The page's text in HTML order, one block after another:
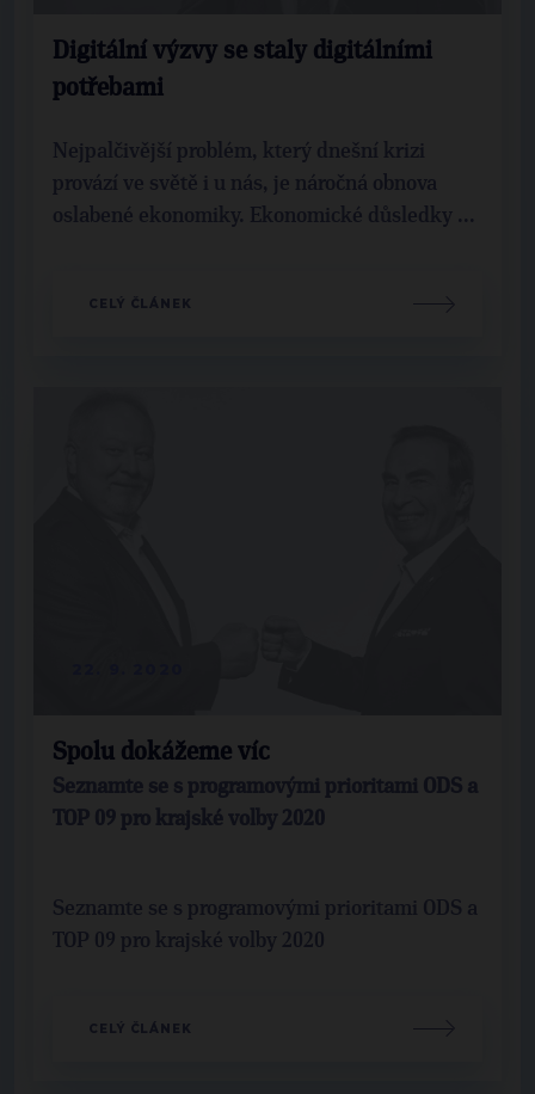
Digitální výzvy se staly digitálními
potřebami
Nejpalčivější problém, který dnešní krizi
provází ve světě i u nás, je náročná obnova
oslabené ekonomiky. Ekonomické důsledky ...
CELÝ ČLÁNEK
Spolu dokážeme víc
Seznamte se s programovými prioritami ODS a
TOP 09 pro krajské volby 2020
Seznamte se s programovými prioritami ODS a
TOP 09 pro krajské volby 2020
CELÝ ČLÁNEK